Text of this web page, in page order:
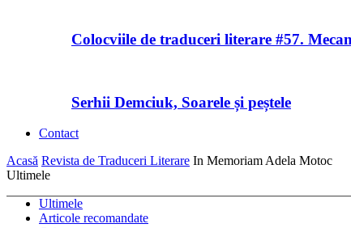
Colocviile de traduceri literare #57.
Serhii Demciuk, Soarele și peștele
Contact
Acasă Revista de Traduceri Literare In Memoriam Adela Motoc
Ultimele
Ultimele
Articole recomandate